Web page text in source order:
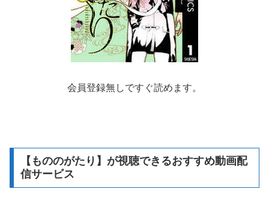
会員登録無しですぐ読めます。
【もののがたり】が視聴できるおすすめ動画配
信サービス